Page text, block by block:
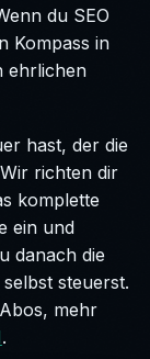
du SEO
Kompass in
ehrlichen
hast, der die
richten dir
komplette
ein und
danach die
selbst steuerst.
mehr
.